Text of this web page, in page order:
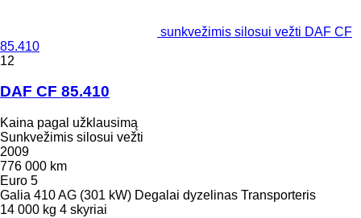
sunkvežimis silosui vežti DAF CF
85.410
12
DAF CF 85.410
Kaina pagal užklausimą
Sunkvežimis silosui vežti
2009
776 000 km
Euro 5
Galia 410 AG (301 kW) Degalai dyzelinas Transporteris
14 000 kg 4 skyriai